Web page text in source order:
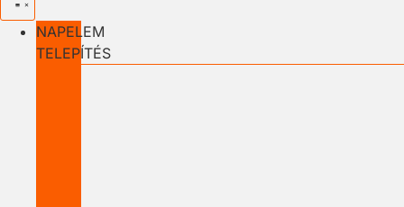
NAPELEM
TELEPÍTÉS